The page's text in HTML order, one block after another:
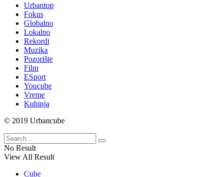
Urbantop
Fokus
Globalno
Lokalno
Rekordi
Muzika
Pozorište
Film
ESport
Youcube
Vreme
Kuhinja
© 2019 Urbancube
No Result
View All Result
Cube